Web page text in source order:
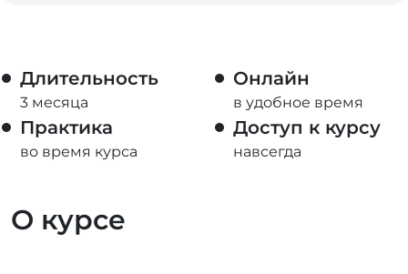
Длительность
3 месяца
Онлайн
в удобное время
Практика
во время курса
Доступ к курсу
навсегда
О курсе